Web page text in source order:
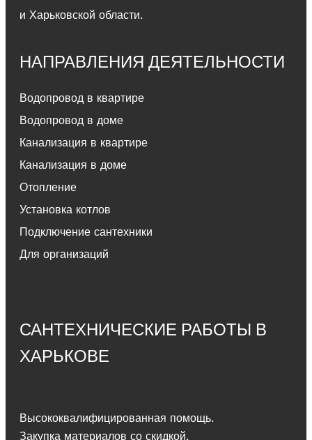
и Харьковской области.
НАПРАВЛЕНИЯ ДЕЯТЕЛЬНОСТИ
Водопровод в квартире
Водопровод в доме
Канализация в квартире
Канализация в доме
Отопление
Установка котлов
Подключение сантехники
Для организаций
САНТЕХНИЧЕСКИЕ РАБОТЫ В
ХАРЬКОВЕ
Высококвалифицированная помощь.
Закупка материалов со скидкой.